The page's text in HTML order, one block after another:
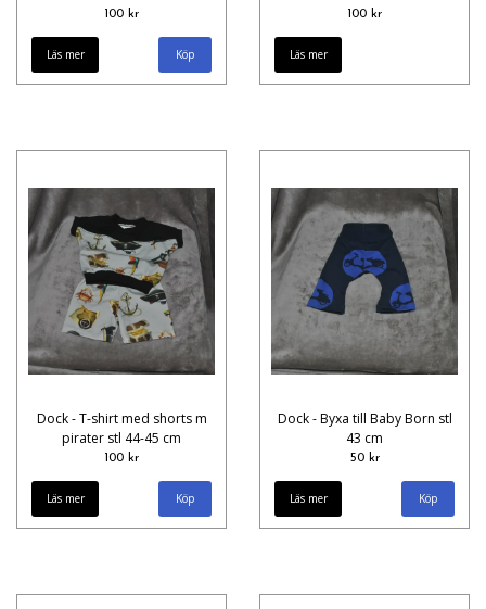
100 kr
Läs mer
100 kr
Läs mer
Dock - T-shirt med shorts m
pirater stl 44-45 cm
100 kr
Läs mer
Dock - Byxa till Baby Born stl
43 cm
50 kr
Läs mer